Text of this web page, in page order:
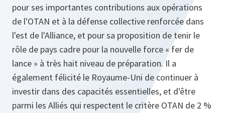
pour ses importantes contributions aux opérations
de l'OTAN et à la défense collective renforcée dans
l'est de l'Alliance, et pour sa proposition de tenir le
rôle de pays cadre pour la nouvelle force « fer de
lance » à très hait niveau de préparation. Il a
également félicité le Royaume-Uni de continuer à
investir dans des capacités essentielles, et d'être
parmi les Alliés qui respectent le critère OTAN de 2 %